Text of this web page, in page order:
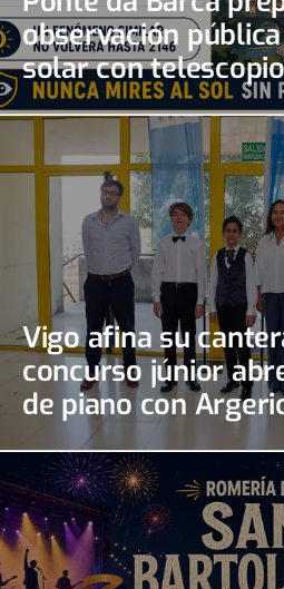
observación
solar con
certificadas
Vigo afina su
concurso júnior
de piano con
Irons